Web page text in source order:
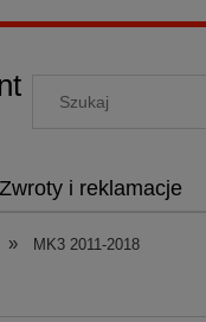
Zwroty i reklamacje
» MK3 2011-2018